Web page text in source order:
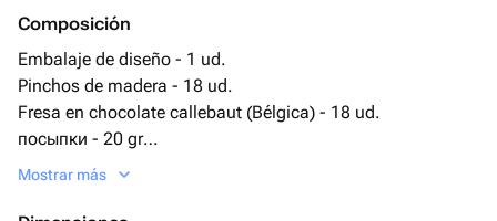
Composición
Embalaje de diseño - 1 ud.
Pinchos de madera - 18 ud.
Fresa en chocolate callebaut (Bélgica) - 18 ud.
посыпки - 20 gr
этикетка фирменная - 1 ud.
Mostrar más